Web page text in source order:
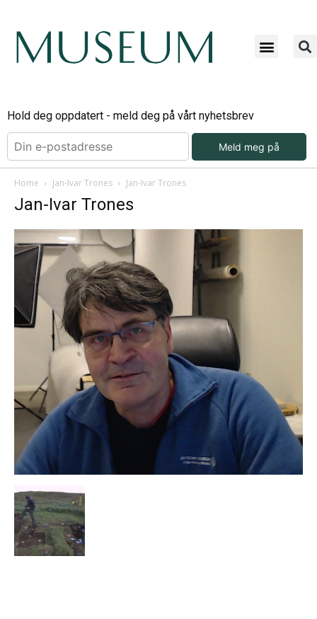
Hold deg oppdatert - meld deg på vårt nyhetsbrev
Meld meg på
Home Jan-Ivar Trones Jan-Ivar Trones
Jan-Ivar Trones